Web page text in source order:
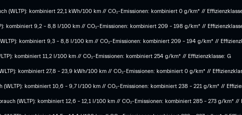
(WLTP): kombiniert 22,1 kWh/100 km // CO₂-Emissionen: kombiniert 0 g/km* //
kombiniert 9,2 – 8,8 l/100 km // CO₂-Emissionen: kombiniert 209 – 198 g/km* //
kombiniert 9,3 – 8,8 l/100 km // CO₂-Emissionen: kombiniert 209 – 194 g/km* //
kombiniert 11,2 l/100 km // CO₂-Emissionen: kombiniert 254 g/km* // Effizienzklasse: G
kombiniert 27,8 – 23,9 kWh/100 km // CO₂-Emissionen: kombiniert 0 g/km* //
(WLTP): kombiniert 10,6 – 9,7 l/100 km // CO₂-Emissionen: kombiniert 238 – 221 g/km* //
(WLTP): kombiniert 12,6 – 12,1 l/100 km // CO₂-Emissionen: kombiniert 285 – 273 g/km* //